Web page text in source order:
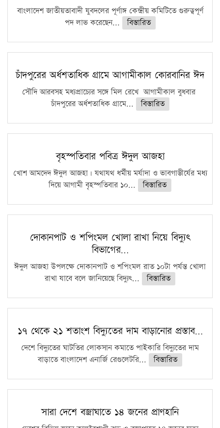
ফরিদগঞ্জে আগুনে পুড়লো ৬ ব্যবসা প্রতিষ্ঠান
বাংলাদেশ জাতীয়তাবাদী যুবদলের পূর্ণাঙ্গ কেন্দ্রীয় কমিটিতে গুরুত্বপূর্ণ
পদ লাভ করেছেন...
বিস্তারিত
চাঁদপুরের অর্ধশতাধিক গ্রামে আগামীকাল কোরবানির ঈদ
সৌদি আরবসহ মধ্যপ্রাচ্যের সঙ্গে মিল রেখে আগামীকাল বুধবার
চাঁদপুরের অর্ধশতাধিক গ্রামে...
বিস্তারিত
বৃহস্পতিবার পবিত্র ঈদুল আজহা
খোশ আমদেদ ঈদুল আজহা। যথাযথ ধর্মীয় মর্যাদা ও ভাবগাম্ভীর্যের মধ্য
দিয়ে আগামী বৃহস্পতিবার ১০...
বিস্তারিত
দোকানপাট ও শপিংমল খোলা রাখা নিয়ে বিদ্যুৎ
বিভাগের…
ঈদুল আজহা উপলক্ষে দোকানপাট ও শপিংমল রাত ১০টা পর্যন্ত খোলা
রাখা যাবে বলে জানিয়েছে বিদ্যুৎ...
বিস্তারিত
১৭ থেকে ২১ শতাংশ বিদ্যুতের দাম বাড়ানোর প্রস্তাব…
দেশে বিদ্যুতের ঘাটতির লোকসান কমাতে পাইকারি বিদ্যুতের দাম
বাড়াতে বাংলাদেশ এনার্জি রেগুলেটরি...
বিস্তারিত
সারা দেশে বজ্রাঘাতে ১৪ জনের প্রাণহানি